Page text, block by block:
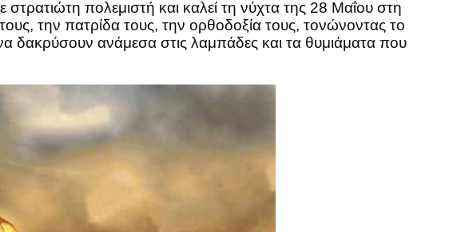
πολεμιστή και καλεί τη νύχτα της 28 Μαΐου στη
την πατρίδα τους, την ορθοδοξία τους, τονώνοντας το
δακρύσουν ανάμεσα στις λαμπάδες και τα θυμιάματα που